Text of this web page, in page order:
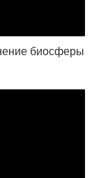
биосферы